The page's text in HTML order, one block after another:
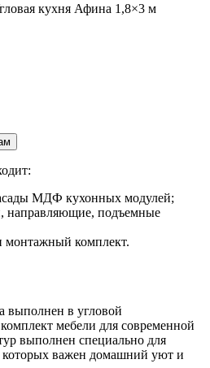
кухня Афина 1,8×3 м
МДФ кухонных модулей;
направляющие, подъемные
монтажный комплект.
выполнен в угловой
мебели для современной
выполнен специально для
которых важен домашний уют и